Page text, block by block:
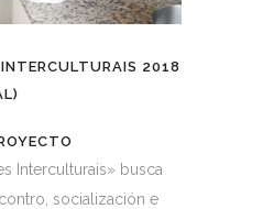
2018
Interculturais» busca
socialización e